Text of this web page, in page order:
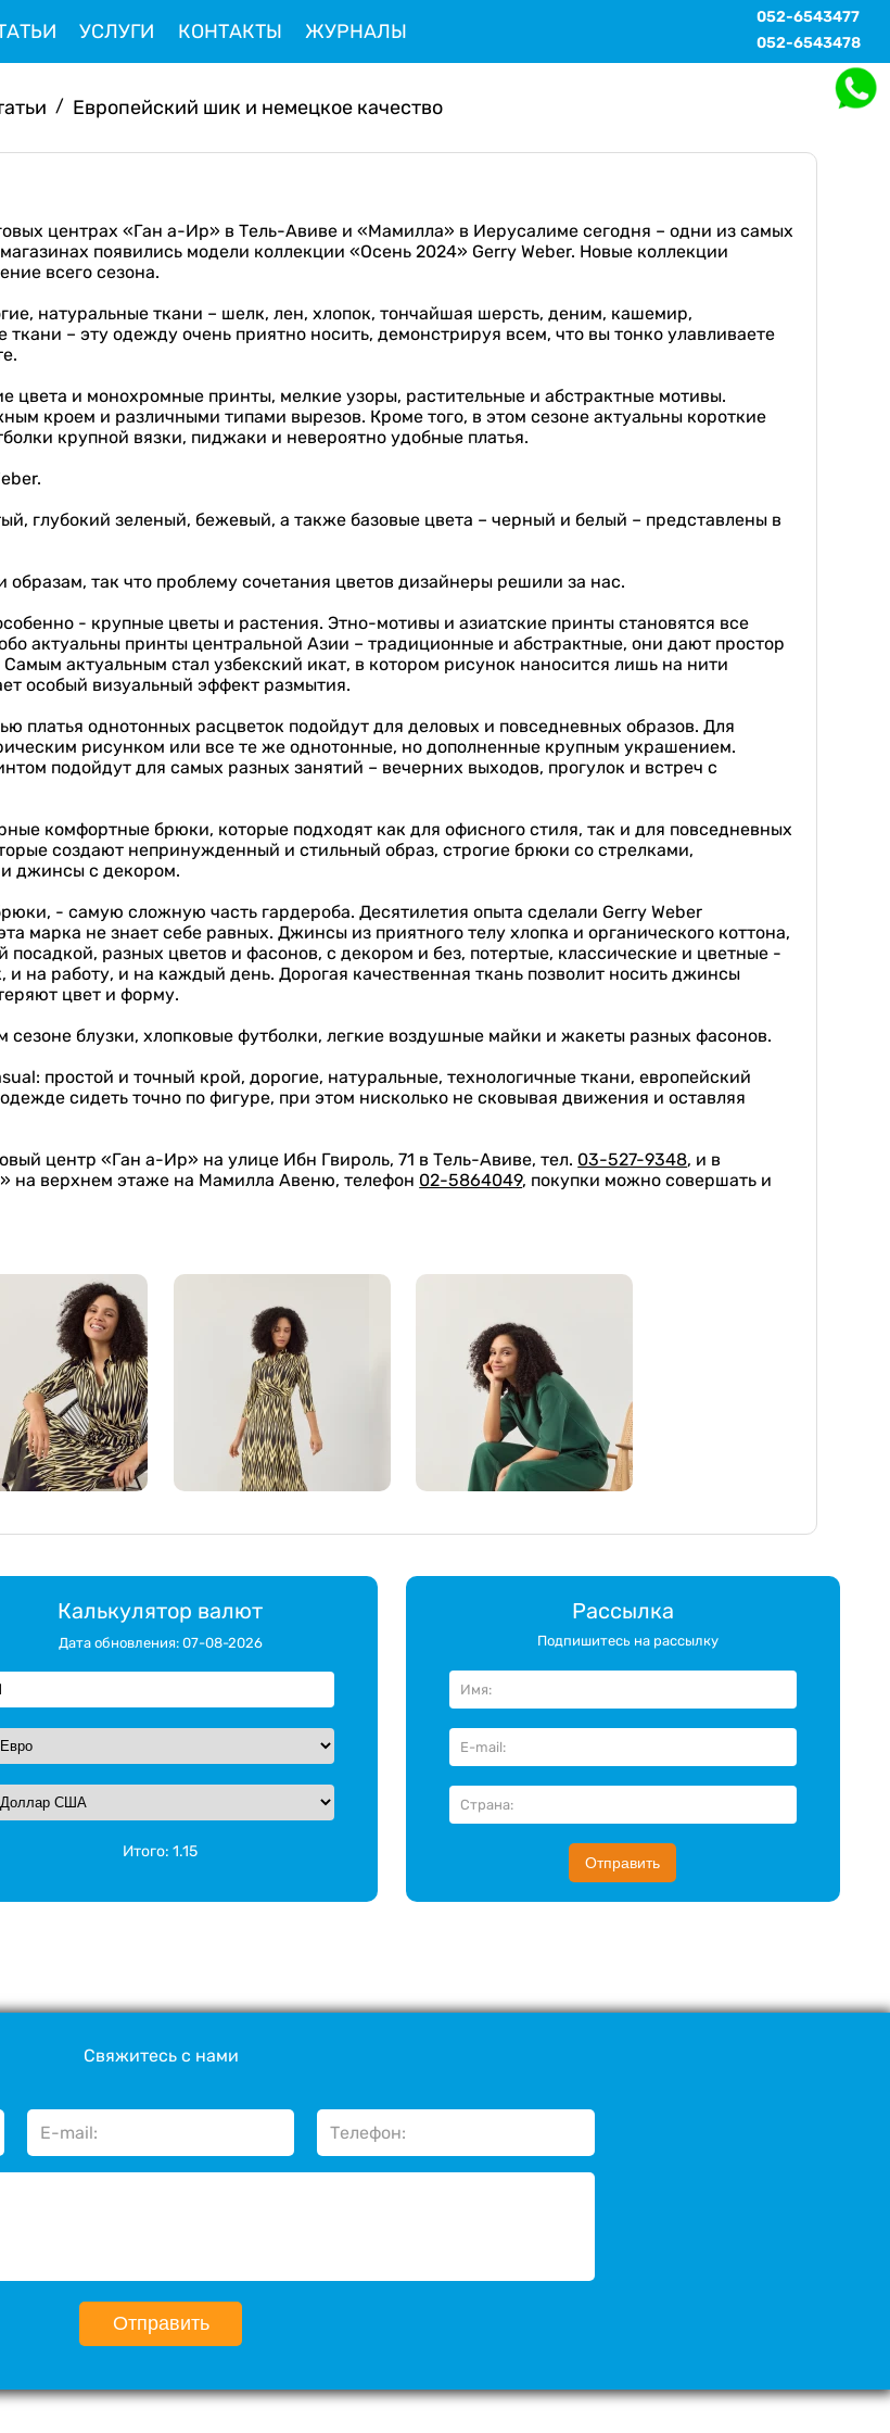
УСЛУГИ КОНТАКТЫ ЖУРНАЛЫ
052-6543477
052-6543478
/ Европейский шик и немецкое качество
центрах «Ган а-Ир» в Тель-Авиве и «Мамилла» в Иерусалиме сегодня – одни из самых
появились модели коллекции «Осень 2024» Gerry Weber. Новые коллекции
всего сезона.
натуральные ткани – шелк, лен, хлопок, тончайшая шерсть, деним, кашемир,
– эту одежду очень приятно носить, демонстрируя всем, что вы тонко улавливаете
цвета и монохромные принты, мелкие узоры, растительные и абстрактные мотивы.
кроем и различными типами вырезов. Кроме того, в этом сезоне актуальны короткие
крупной вязки, пиджаки и невероятно удобные платья.
глубокий зеленый, бежевый, а также базовые цвета – черный и белый – представлены в
так что проблему сочетания цветов дизайнеры решили за нас.
- крупные цветы и растения. Этно-мотивы и азиатские принты становятся все
актуальны принты центральной Азии – традиционные и абстрактные, они дают простор
актуальным стал узбекский икат, в котором рисунок наносится лишь на нити
особый визуальный эффект размытия.
платья однотонных расцветок подойдут для деловых и повседневных образов. Для
рисунком или все те же однотонные, но дополненные крупным украшением.
подойдут для самых разных занятий – вечерних выходов, прогулок и встреч с
комфортные брюки, которые подходят как для офисного стиля, так и для повседневных
создают непринужденный и стильный образ, строгие брюки со стрелками,
джинсы с декором.
- самую сложную часть гардероба. Десятилетия опыта сделали Gerry Weber
марка не знает себе равных. Джинсы из приятного телу хлопка и органического коттона,
разных цветов и фасонов, с декором и без, потертые, классические и цветные -
на работу, и на каждый день. Дорогая качественная ткань позволит носить джинсы
цвет и форму.
блузки, хлопковые футболки, легкие воздушные майки и жакеты разных фасонов.
простой и точный крой, дорогие, натуральные, технологичные ткани, европейский
сидеть точно по фигуре, при этом нисколько не сковывая движения и оставляя
центр «Ган а-Ир» на улице Ибн Гвироль, 71 в Тель-Авиве, тел. 03-527-9348, и в
на верхнем этаже на Мамилла Авеню, телефон 02-5864049, покупки можно совершать и
Калькулятор валют
Дата обновления: 07-08-2026
Итого:1.15
Рассылка
Подпишитесь на рассылку
Отправить
Свяжитесь с нами
Отправить